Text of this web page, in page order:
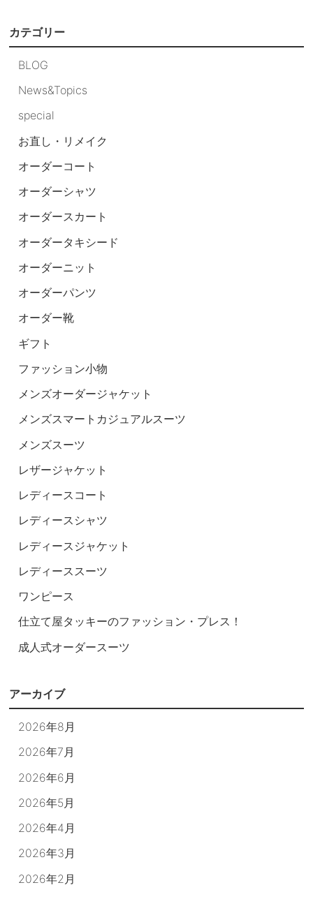
カテゴリー
BLOG
News&Topics
special
お直し・リメイク
オーダーコート
オーダーシャツ
オーダースカート
オーダータキシード
オーダーニット
オーダーパンツ
オーダー靴
ギフト
ファッション小物
メンズオーダージャケット
メンズスマートカジュアルスーツ
メンズスーツ
レザージャケット
レディースコート
レディースシャツ
レディースジャケット
レディーススーツ
ワンピース
仕立て屋タッキーのファッション・プレス！
成人式オーダースーツ
アーカイブ
2026年8月
2026年7月
2026年6月
2026年5月
2026年4月
2026年3月
2026年2月